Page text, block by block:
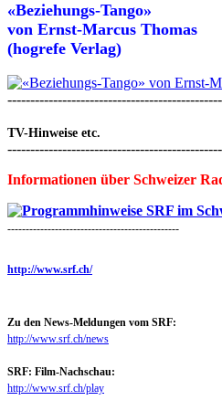
«Beziehungs-Tango»
von Ernst-Marcus Thomas
(hogrefe Verlag)
TV-Hinweise etc.
Informationen über Schweizer
-----------------------------------------------
http://www.srf.ch/
Zu den News-Meldungen vom SRF:
http://www.srf.ch/news
SRF: Film-Nachschau:
http://www.srf.ch/play